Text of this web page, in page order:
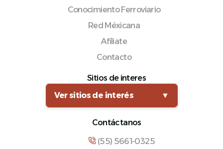
Conocimiento Ferroviario
Red Méxicana
Afíliate
Contacto
Sitios de interes
Ver sitios de interés
▼
Contáctanos
(55) 5661-0325